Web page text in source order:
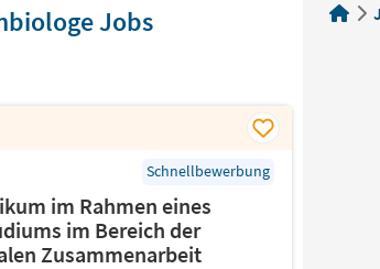
Jobs
Schnellbewerbung
im Rahmen eines
im Bereich der
Zusammenarbeit